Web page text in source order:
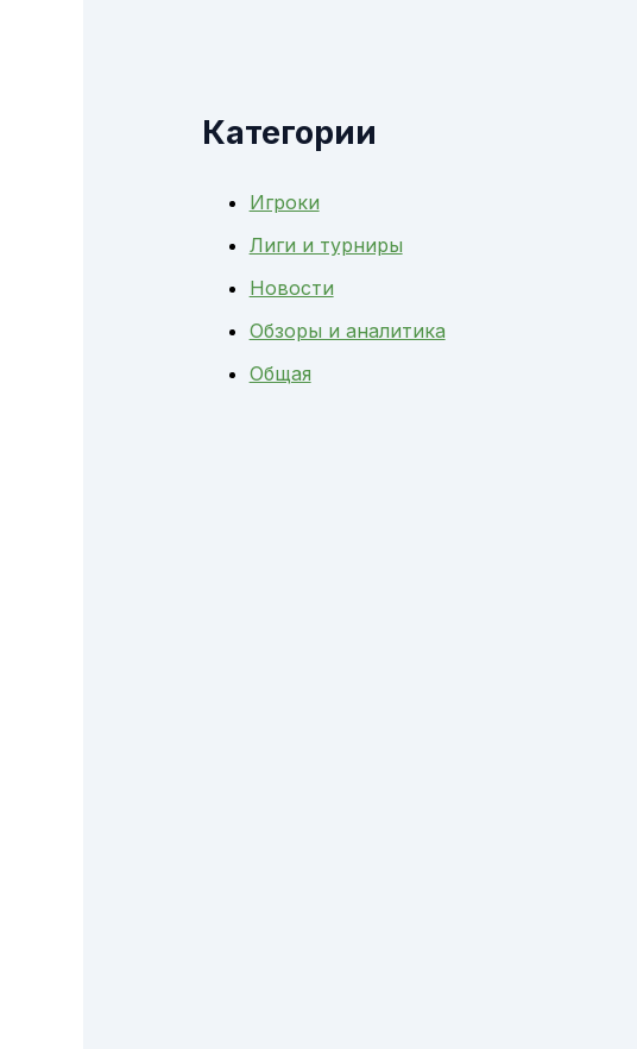
Категории
Игроки
Лиги и турниры
Новости
Обзоры и аналитика
Общая